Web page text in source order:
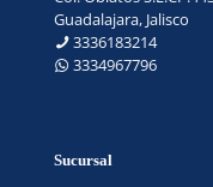
Guadalajara, Jalisco
3336183214
3334967796
Sucursal